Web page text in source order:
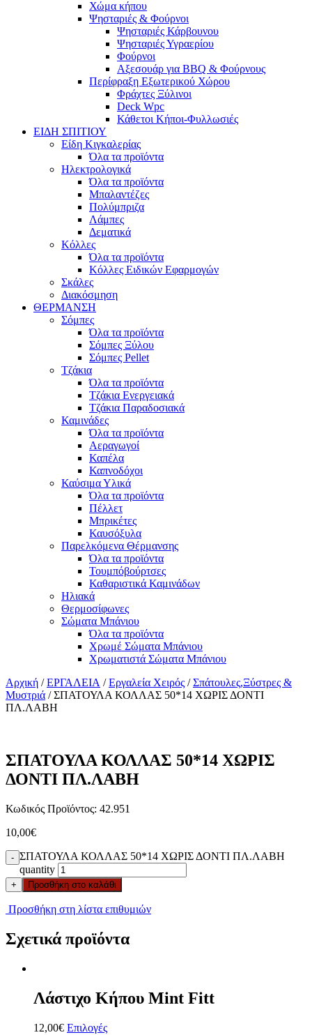
Χώμα κήπου
Ψησταριές & Φούρνοι
Ψησταριές Κάρβουνου
Ψησταριές Υγραερίου
Φούρνοι
Αξεσουάρ για BBQ & Φούρνους
Περίφραξη Εξωτερικού Χώρου
Φράχτες Ξύλινοι
Deck Wpc
Κάθετοι Κήποι-Φυλλωσιές
ΕΙΔΗ ΣΠΙΤΙΟΥ
Είδη Κιγκαλερίας
Όλα τα προϊόντα
Ηλεκτρολογικά
Όλα τα προϊόντα
Μπαλαντέζες
Πολύμπριζα
Λάμπες
Δεματικά
Κόλλες
Όλα τα προϊόντα
Κόλλες Ειδικών Εφαρμογών
Σκάλες
Διακόσμηση
ΘΕΡΜΑΝΣΗ
Σόμπες
Όλα τα προϊόντα
Σόμπες Ξύλου
Σόμπες Pellet
Τζάκια
Όλα τα προϊόντα
Τζάκια Ενεργειακά
Τζάκια Παραδοσιακά
Καμινάδες
Όλα τα προϊόντα
Αεραγωγοί
Καπέλα
Καπνοδόχοι
Καύσιμα Υλικά
Όλα τα προϊόντα
Πέλλετ
Μπρικέτες
Καυσόξυλα
Παρελκόμενα Θέρμανσης
Όλα τα προϊόντα
Τουμπόβούρτσες
Καθαριστικά Καμινάδων
Ηλιακά
Θερμοσίφωνες
Σώματα Μπάνιου
Όλα τα προϊόντα
Χρωμέ Σώματα Μπάνιου
Χρωματιστά Σώματα Μπάνιου
Αρχική /ΕΡΓΑΛΕΙΑ /Εργαλεία Χειρός /Σπάτουλες,Ξύστρες &
Μυστριά / ΣΠΑΤΟΥΛΑ ΚΟΛΛΑΣ 50*14 ΧΩΡΙΣ ΔΟΝΤΙ
ΠΛ.ΛΑΒΗ
ΣΠΑΤΟΥΛΑ ΚΟΛΛΑΣ 50*14 ΧΩΡΙΣ
ΔΟΝΤΙ ΠΛ.ΛΑΒΗ
Κωδικός Προϊόντος: 42.951
10,00€
- ΣΠΑΤΟΥΛΑ ΚΟΛΛΑΣ 50*14 ΧΩΡΙΣ ΔΟΝΤΙ ΠΛ.ΛΑΒΗ
quantity
+ Προσθήκη στο καλάθι
Προσθήκη στη λίστα επιθυμιών
Σχετικά προϊόντα
Λάστιχο Κήπου Mint Fitt
12,00€ Επιλογές